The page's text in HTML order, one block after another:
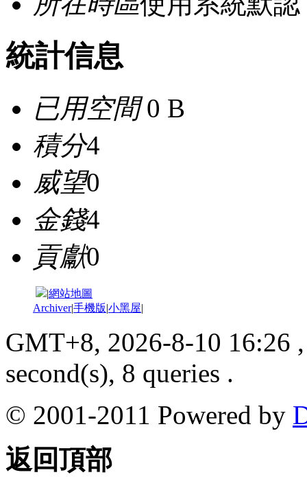
統計信息
已用空間0 B
積分4
威望0
金錢4
貢獻0
|網站地圖
Archiver|手機版|小黑屋|
GMT+8, 2026-8-10 16:26
second(s), 8 queries .
© 2001-2011 Powered by
返回頂部